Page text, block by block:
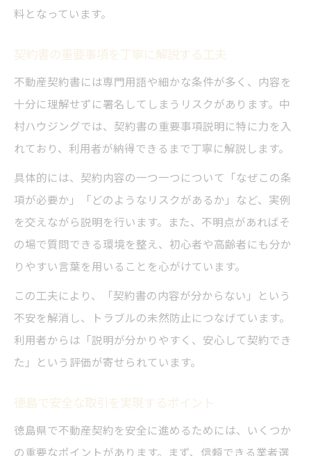
料となっています。
契約書の重要事項を丁寧に解説する工夫
不動産契約書には専門用語や細かな条件が多く、内容を
十分に理解せずに署名してしまうリスクがあります。中
村ハウジングでは、契約書の重要事項説明に特に力を入
れており、利用者が納得できるまで丁寧に解説します。
具体的には、契約内容の一つ一つについて「なぜこの条
項が必要か」「どのようなリスクがあるか」など、実例
を交えながら説明を行います。また、不明点があればそ
の場で質問できる環境を整え、初心者や高齢者にも分か
りやすい言葉を用いることを心がけています。
この工夫により、「契約書の内容が分からない」という
不安を解消し、トラブルの未然防止につなげています。
利用者からは「説明が分かりやすく、安心して契約でき
た」という評価が寄せられています。
徳島で安全な取引を実現するポイント
徳島県で不動産契約を安全に進めるためには、いくつか
の重要なポイントがあります。まず、信頼できる業者選